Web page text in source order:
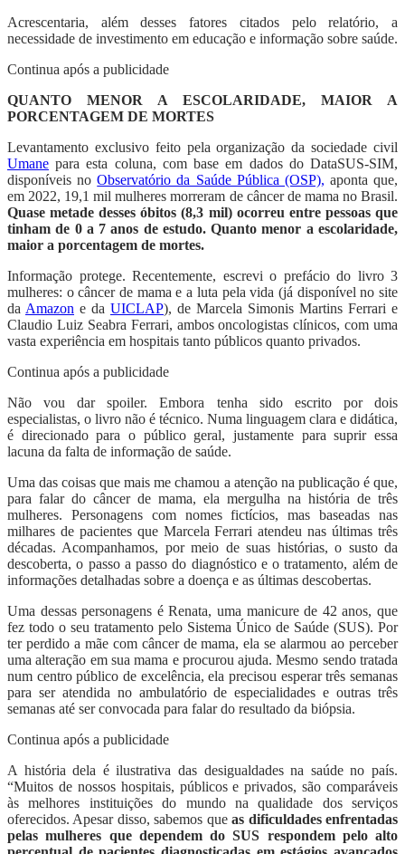
Acrescentaria, além desses fatores citados pelo relatório, a
necessidade de investimento em educação e informação sobre saúde.
Continua após a publicidade
QUANTO MENOR A ESCOLARIDADE, MAIOR A
PORCENTAGEM DE MORTES
Levantamento exclusivo feito pela organização da sociedade civil
Umane para esta coluna, com base em dados do DataSUS-SIM,
disponíveis noObservatório da Saúde Pública (OSP), aponta que,
em 2022, 19,1 mil mulheres morreram de câncer de mama no Brasil.
Quase metade desses óbitos (8,3 mil) ocorreu entre pessoas que
tinham de 0 a 7 anos de estudo. Quanto menor a escolaridade,
maior a porcentagem de mortes.
Informação protege. Recentemente, escrevi o prefácio do livro 3
mulheres: o câncer de mama e a luta pela vida (já disponível no site
da Amazon e da UICLAP), de Marcela Simonis Martins Ferrari e
Claudio Luiz Seabra Ferrari, ambos oncologistas clínicos, com uma
vasta experiência em hospitais tanto públicos quanto privados.
Continua após a publicidade
Não vou dar spoiler. Embora tenha sido escrito por dois
especialistas, o livro não é técnico. Numa linguagem clara e didática,
é direcionado para o público geral, justamente para suprir essa
lacuna da falta de informação de saúde.
Uma das coisas que mais me chamou a atenção na publicação é que,
para falar do câncer de mama, ela mergulha na história de três
mulheres. Personagens com nomes fictícios, mas baseadas nas
milhares de pacientes que Marcela Ferrari atendeu nas últimas três
décadas. Acompanhamos, por meio de suas histórias, o susto da
descoberta, o passo a passo do diagnóstico e o tratamento, além de
informações detalhadas sobre a doença e as últimas descobertas.
Uma dessas personagens é Renata, uma manicure de 42 anos, que
fez todo o seu tratamento pelo Sistema Único de Saúde (SUS). Por
ter perdido a mãe com câncer de mama, ela se alarmou ao perceber
uma alteração em sua mama e procurou ajuda. Mesmo sendo tratada
num centro público de excelência, ela precisou esperar três semanas
para ser atendida no ambulatório de especialidades e outras três
semanas até ser convocada para falar do resultado da biópsia.
Continua após a publicidade
A história dela é ilustrativa das desigualdades na saúde no país.
“Muitos de nossos hospitais, públicos e privados, são comparáveis
às melhores instituições do mundo na qualidade dos serviços
oferecidos. Apesar disso, sabemos queas dificuldades enfrentadas
pelas mulheres que dependem do SUS respondem pelo alto